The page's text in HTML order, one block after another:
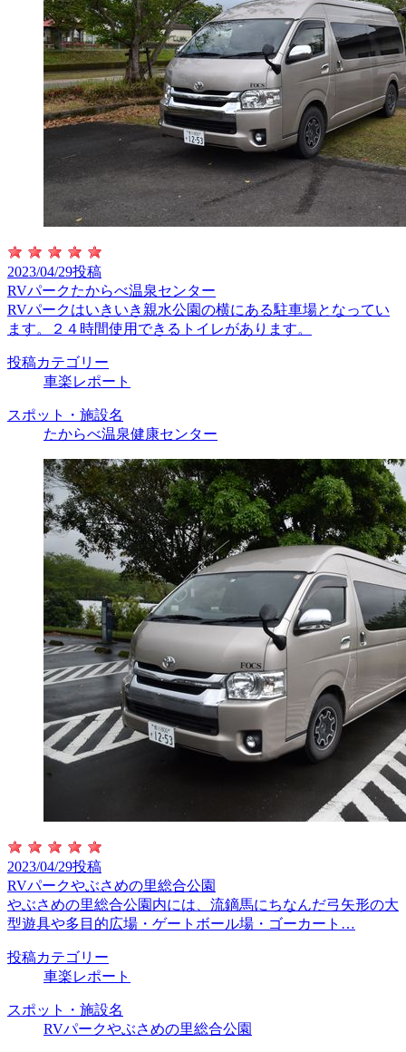
2023/04/29投稿
RVパークたからべ温泉センター
RVパークはいきいき親水公園の横にある駐車場となってい
ます。２４時間使用できるトイレがあります。
投稿カテゴリー
車楽レポート
スポット・施設名
たからべ温泉健康センター
2023/04/29投稿
RVパークやぶさめの里総合公園
やぶさめの里総合公園内には、流鏑馬にちなんだ弓矢形の大
型遊具や多目的広場・ゲートボール場・ゴーカート…
投稿カテゴリー
車楽レポート
スポット・施設名
RVパークやぶさめの里総合公園